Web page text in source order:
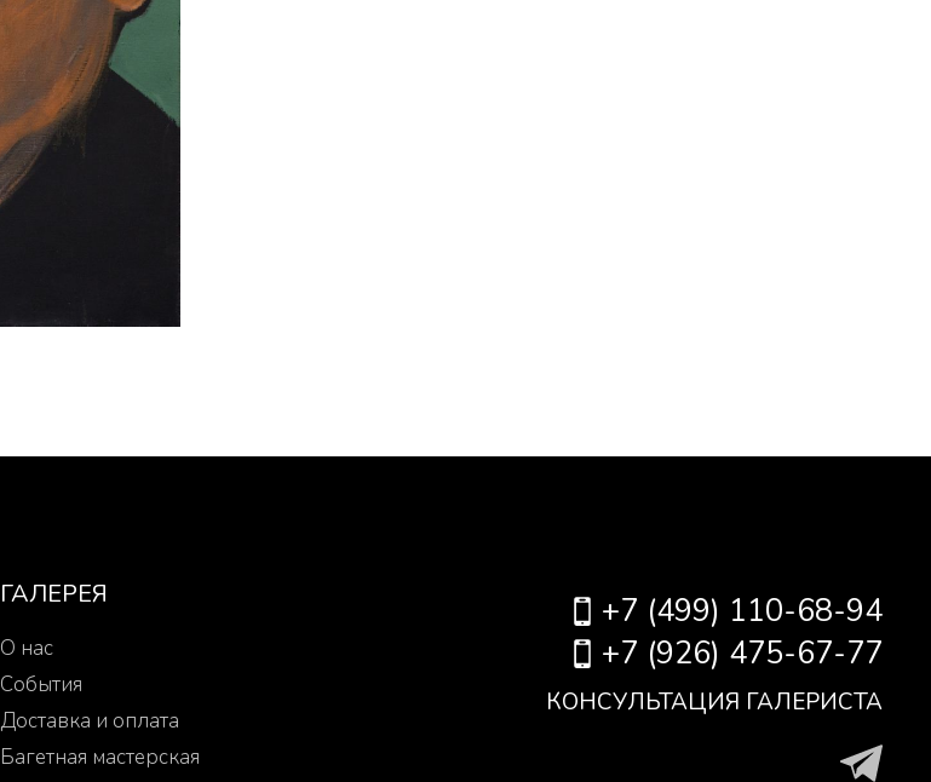
ГАЛЕРЕЯ
О нас
События
Доставка и оплата
Багетная мастерская
+7 (499) 110-68-94
+7 (926) 475-67-77
КОНСУЛЬТАЦИЯ ГАЛЕРИСТА